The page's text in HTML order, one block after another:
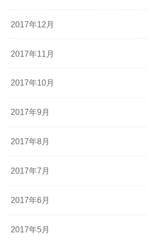
2017年12月
2017年11月
2017年10月
2017年9月
2017年8月
2017年7月
2017年6月
2017年5月